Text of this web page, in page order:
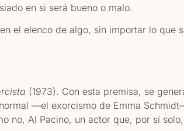
en si será bueno o malo.
el elenco de algo, sin importar lo que
(1973). Con esta premisa, se
—el exorcismo de Emma
no, Al Pacino, un actor que, por sí